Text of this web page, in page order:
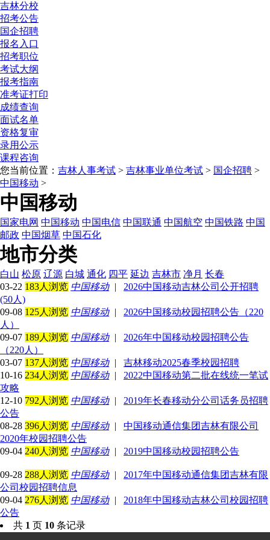
吉林分校
招考公告
国企招聘
报名入口
招考职位
考试大纲
报考指南
准考证打印
成绩查询
面试名单
资格复审
录用公示
课程咨询
您当前位置： 吉林人事考试 > 吉林事业单位考试 > 国企招聘 >
中国移动 >
中国移动
国家电网 中国移动 中国电信 中国联通 中国航空 中国铁路 中国
邮政 中国烟草 中国石化
地市分类
白山 松原 辽源 白城 通化 四平 延边 吉林市 净月 长春
03-22 183人浏览 中国移动|
2026中国移动吉林公司公开招聘
(50人)
09-08 125人浏览 中国移动|
2026中国移动校园招聘公告（220
人）
09-07 189人浏览 中国移动|
2026年中国移动校园招聘公告
（220人）
03-07 137人浏览 中国移动|
吉林移动2025春季校园招聘
10-16 234人浏览 中国移动|
2022中国移动第二批在线统一笔试
攻略
12-10 792人浏览 中国移动|
2019年长春移动分公司话务员招聘
公告
08-28 396人浏览 中国移动|
中国移动通信集团吉林有限公司
2020年校园招聘公告
09-04 240人浏览 中国移动| 2019中国移动校园招聘公告
09-28 288人浏览 中国移动|
2017年中国移动通信集团吉林有限
公司校园招聘信息
09-04 276人浏览 中国移动|
2018年中国移动吉林公司校园招聘
公告
共 1 页 10 条记录